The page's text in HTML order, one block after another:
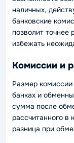
наличных,
банковские
позволит точнее
избежать
Комиссии и
Размер
банках и
сумма после
рассчитанного в
разница при